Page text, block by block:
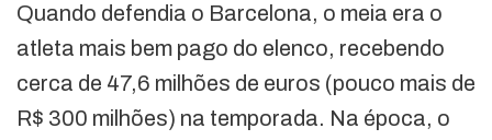
Quando defendia o Barcelona, o meia era o
atleta mais bem pago do elenco, recebendo
cerca de 47,6 milhões de euros (pouco mais de
R$ 300 milhões) na temporada. Na época, o